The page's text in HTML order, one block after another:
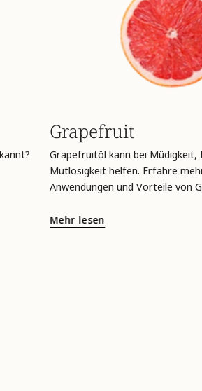
Grapefruit
Grapefruitöl kann bei Müdigkeit,
Mutlosigkeit helfen. Erfahre
Anwendungen und Vorteile von
Mehr lesen